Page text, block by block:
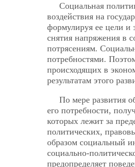
Социальная
воздействия на
формулируя ее цели и
снятия напряжения в
потрясениям.
потребностями.
происходящих в
результатам этого
По мере развития
его потребности,
которых лежит за
политических,
образом социальный
социально-
предопределяет